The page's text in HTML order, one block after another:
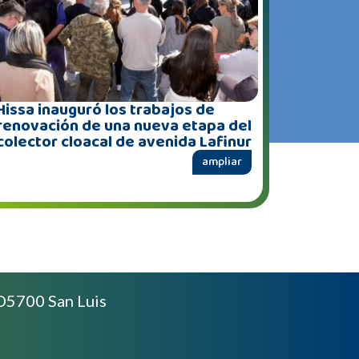
inauguró los trabajos de
de una nueva etapa del
cloacal de avenida Lafinur
ampliar
San Luis